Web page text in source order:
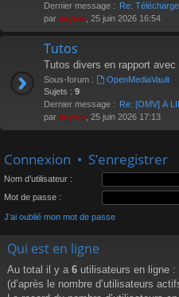
Dernier message : Re:
par keyser , 25 juin 2026 16:54
Tutos
Tutos divers en rapport avec
Sous-forum :
OpenMediaVault
Sujets : 9
Dernier message : Re: [OMV] À
par keyser , 25 juin 2026 17:13
Connexion • S’enregistrer
Nom d’utilisateur :
Mot de passe :
J’ai oublié mon mot de passe
Qui est en ligne
Au total il y a 6 utilisateurs en ligne
(d’après le nombre d’utilisateurs